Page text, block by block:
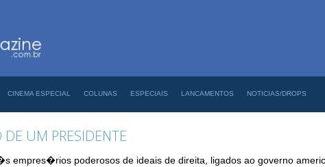
CINEMA ESPECIAL COLUNAS ESPECIAIS LANCAMENTOS NOTICIAS/DROPS
DE UM PRESIDENTE
empres�rios poderosos de ideais de direita, ligados ao governo